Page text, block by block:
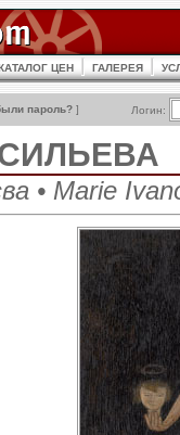
ЦЕН ГАЛЕРЕЯ
пароль? ] Логин:
• Marie